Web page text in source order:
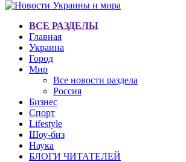
ВСЕ РАЗДЕЛЫ
Главная
Украина
Город
Мир
Все новости раздела
Россия
Бизнес
Спорт
Lifestyle
Шоу-биз
Наука
БЛОГИ ЧИТАТЕЛЕЙ